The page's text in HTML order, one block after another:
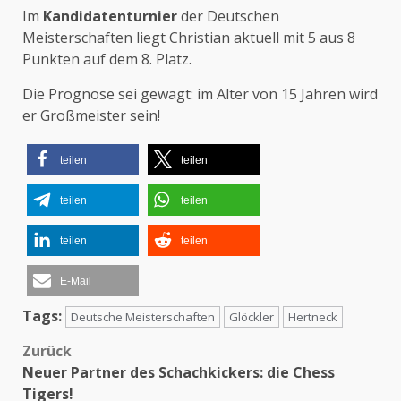
Im Kandidatenturnierder Deutschen
Meisterschaften liegt Christian aktuell mit 5 aus 8
Punkten auf dem 8. Platz.
Die Prognose sei gewagt: im Alter von 15 Jahren wird
er Großmeister sein!
teilen teilen
teilen teilen
teilen teilen
E-Mail
Tags: Deutsche Meisterschaften Glöckler Hertneck
Beitragsnavigation
Zurück
Neuer Partner des Schachkickers: die Chess
Tigers!